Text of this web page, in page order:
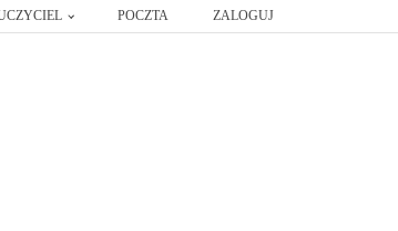
POCZTA ZALOGUJ